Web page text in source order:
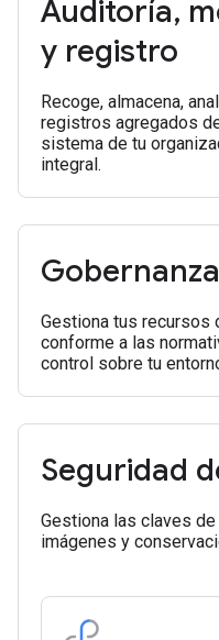
Auditoría,
y registro
Recoge, almacena,
registros agregados
sistema de tu
integral.
Gestiona tus recursos
conforme a las
control sobre tu
Seguridad
Gestiona las claves
imágenes y